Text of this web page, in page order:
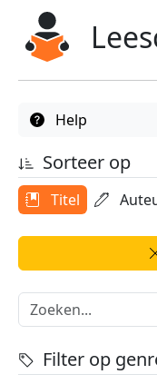
Help
Sorteer op
Titel
Filter op